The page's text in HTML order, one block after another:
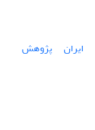
ایران
پژوهش